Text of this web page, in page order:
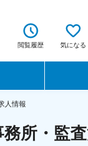
閲覧履歴 気になる
転職フ
人情報
所・監